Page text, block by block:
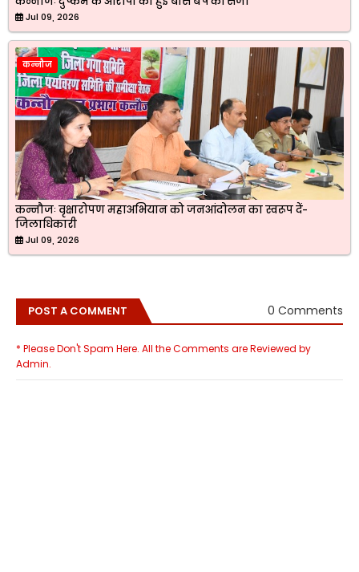
Jul 09, 2026
कन्नौज
कन्नौजः वृक्षारोपण महाअभियान को जनआंदोलन का स्वरूप दें-
जिलाधिकारी
Jul 09, 2026
POST A COMMENT 0 Comments
* Please Don't Spam Here. All the Comments are Reviewed by
Admin.